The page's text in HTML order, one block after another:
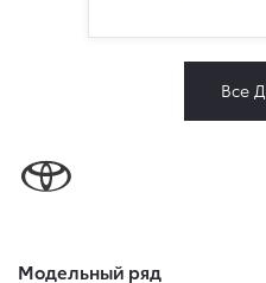
Все
Модельный ряд